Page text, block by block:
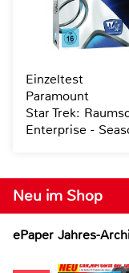
Neu im Shop
ePaper Jahres-
Einzeltest
Paramount
Star Trek:
Enterprise -